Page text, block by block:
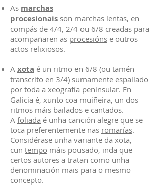
As marchas
procesionais son marchas lentas, en
compás de 4/4, 2/4 ou 6/8 creadas para
acompañaren as procesións e outros
actos relixiosos.
A xota é un ritmo en 6/8 (ou tamén
transcrito en 3/4) sumamente espallado
por toda a xeografía peninsular. En
Galicia é, xunto coa muiñeira, un dos
ritmos máis bailados e cantados.
A foliada é unha canción alegre que se
toca preferentemente nas romarías.
Considérase unha variante da xota,
cun tempo máis pousado, inda que
certos autores a tratan como unha
denominación mais para o mesmo
concepto.